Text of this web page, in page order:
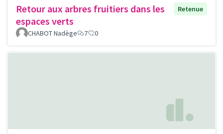
Retour aux arbres fruitiers dans les
espaces verts
Retenue
CHABOT Nadège 7 0